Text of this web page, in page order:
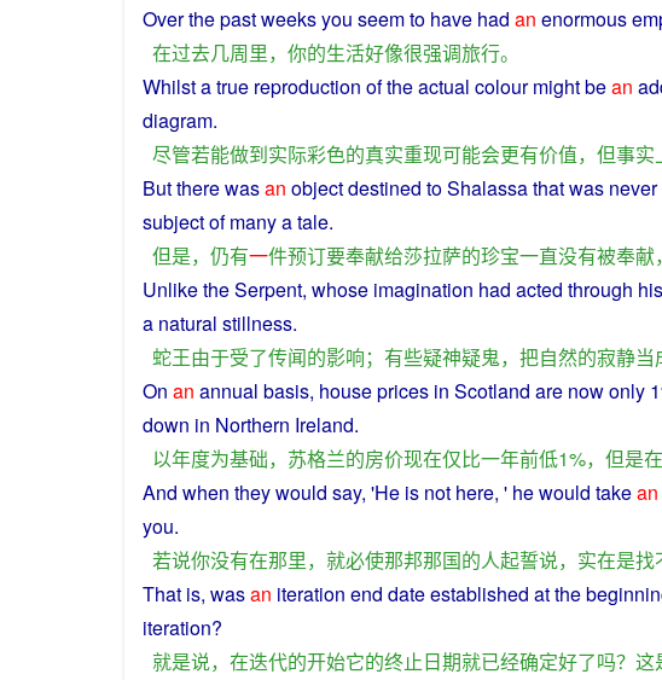
Over thepastweeksyou seemto have had an enormous
在过去几周里， 你的生活好像很强调旅行。
Whilstatrue reproduction oftheactual colour mightbean
diagram.
尽管若能做到实际彩色的真实重现可能会更有价值， 但事实
Butthere wasan object destined to Shalassa that was never
subjectofmany atale.
但是， 仍有一件预订要奉献给莎拉萨的珍宝一直没有被奉献，
Unlike theSerpent, whose imagination had acted through his
a natural stillness.
蛇王由于受了传闻的影响； 有些疑神疑鬼， 把自然的寂静当
On an annual basis, house prices in Scotland are nowonly
down in Northern Ireland.
以年度为基础， 苏格兰的房价现在仅比一年前低1%， 但是在
And when theywould say, 'He is not here, ' he would takean
you.
若说你没有在那里， 就必使那邦那国的人起誓说， 实在是找
That is, wasan iteration end dateestablished atthe
iteration?
就是说， 在迭代的开始它的终止日期就已经确定好了吗？ 这